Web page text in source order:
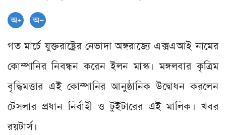
গত মার্চে যুক্তরাষ্ট্রের নেভাদা অঙ্গরাজ্যে এক্সএআই নামের
কোম্পানির নিবন্ধন করেন ইলন মাস্ক। মঙ্গলবার কৃত্রিম
বৃদ্ধিমত্তার এই কোম্পানির আনুষ্ঠানিক উদ্বোধন করলেন
টেসলার প্রধান নির্বাহী ও টুইটারের এই মালিক। খবর
রয়টার্স।